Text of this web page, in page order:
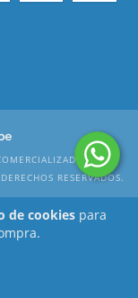
de cookiespara
DE
RESERVADOS.